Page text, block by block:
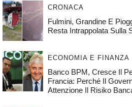
CRONACA
Fulmini, Grandine E
Resta Intrappolata Sulla
ECONOMIA E FINANZA
Banco BPM, Cresce Il
Francia: Perché Il
Attenzione Il Risiko